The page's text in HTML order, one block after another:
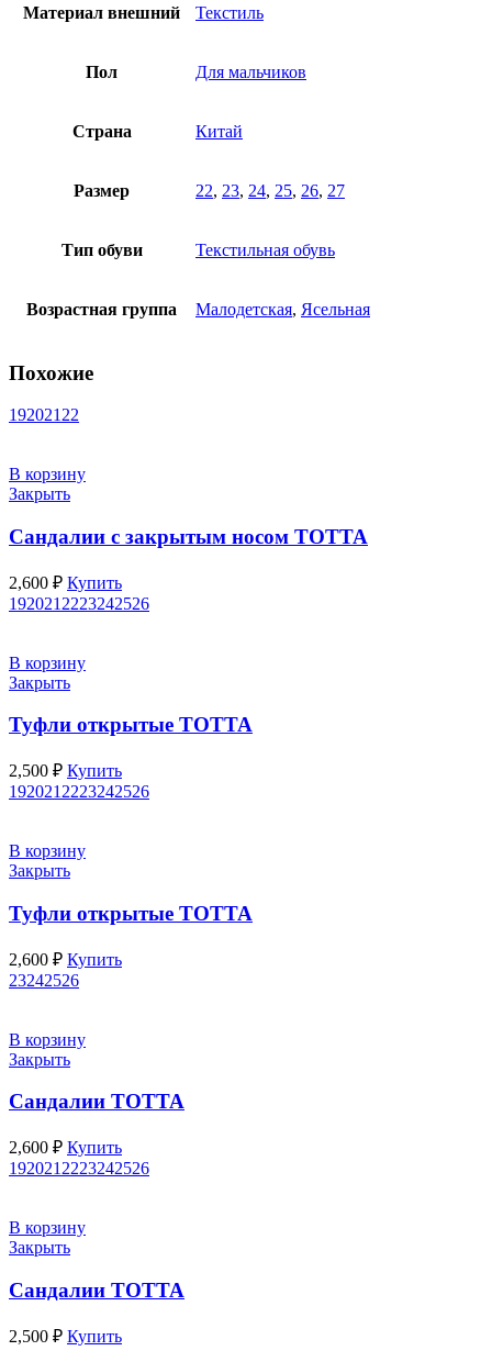
Материал внешний Текстиль
Пол Для мальчиков
Страна Китай
Размер 22, 23, 24, 25, 26, 27
Тип обуви Текстильная обувь
Возрастная группа Малодетская, Ясельная
Похожие
192021 22
В корзину
Закрыть
Сандалии с закрытым носом ТОТТА
2,600 ₽ Купить
192021 2223242526
В корзину
Закрыть
Туфли открытые ТОТТА
2,500 ₽ Купить
192021 2223242526
В корзину
Закрыть
Туфли открытые ТОТТА
2,600 ₽ Купить
23242526
В корзину
Закрыть
Сандалии ТОТТА
2,600 ₽ Купить
192021 2223242526
В корзину
Закрыть
Сандалии ТОТТА
2,500 ₽ Купить